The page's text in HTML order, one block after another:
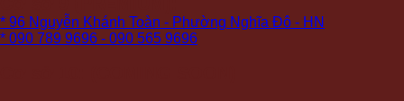
* 96 Nguyễn Khánh Toàn - Phường Nghĩa Đô - HN
* 090 789 9696 - 090 565 9696